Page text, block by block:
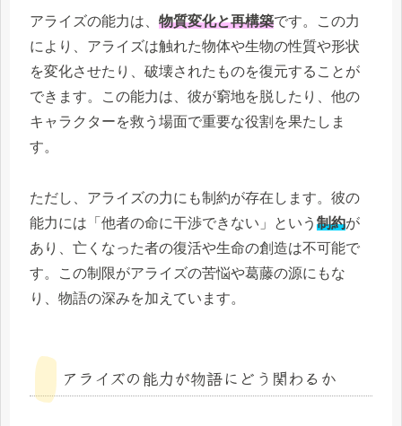
アライズの能力は、 物質変化と再構築です。この力
により、アライズは触れた物体や生物の性質や形状
を変化させたり、破壊されたものを復元することが
できます。この能力は、彼が窮地を脱したり、他の
キャラクターを救う場面で重要な役割を果たしま
す。
ただし、アライズの力にも制約が存在します。彼の
能力には「他者の命に干渉できない」という 制約が
あり、亡くなった者の復活や生命の創造は不可能で
す。この制限がアライズの苦悩や葛藤の源にもな
り、物語の深みを加えています。
アライズの能力が物語にどう関わるか